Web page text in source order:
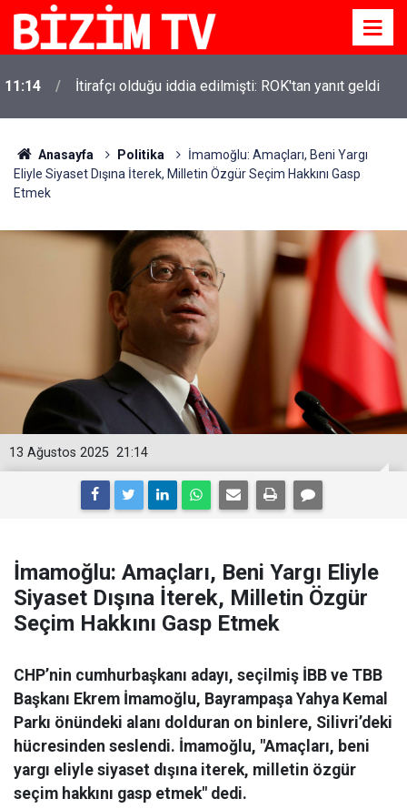
11:10 Yusuf Tekin açıkladı: YKS değişecek mi?
Anasayfa Politika
İmamoğlu: Amaçları, Beni Yargı
Eliyle Siyaset Dışına İterek, Milletin Özgür Seçim Hakkını Gasp
Etmek
21:14
13 Ağustos 2025
İmamoğlu: Amaçları, Beni Yargı Eliyle
Siyaset Dışına İterek, Milletin Özgür
Seçim Hakkını Gasp Etmek
CHP’nin cumhurbaşkanı adayı, seçilmiş İBB ve TBB
Başkanı Ekrem İmamoğlu, Bayrampaşa Yahya Kemal
Parkı önündeki alanı dolduran on binlere, Silivri’deki
hücresinden seslendi. İmamoğlu, "Amaçları, beni
yargı eliyle siyaset dışına iterek, milletin özgür
seçim hakkını gasp etmek" dedi.